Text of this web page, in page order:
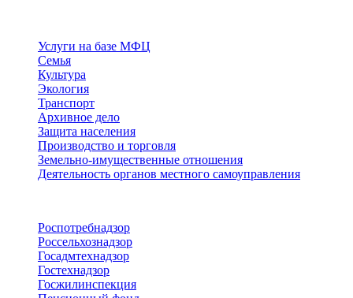
Услуги на базе МФЦ
Семья
Культура
Экология
Транспорт
Архивное дело
Защита населения
Производство и торговля
Земельно-имущественные отношения
Деятельность органов местного самоуправления
Роспотребнадзор
Россельхознадзор
Госадмтехнадзор
Гостехнадзор
Госжилинспекция